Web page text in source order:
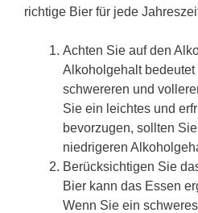
richtige Bier für jede
Achten Sie auf den
Alkoholgehalt
schwereren und
Sie ein leichtes und
bevorzugen, sollten
niedrigeren
Berücksichtigen Sie
Bier kann das Essen
Wenn Sie ein